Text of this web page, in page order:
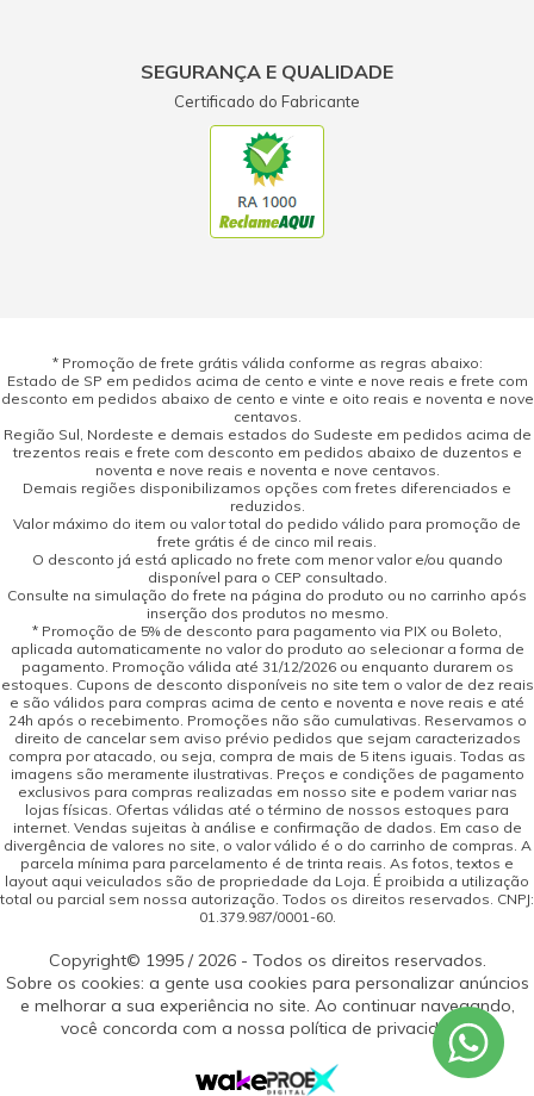
SEGURANÇA E QUALIDADE
Certificado do Fabricante
* Promoção de frete grátis válida conforme as regras abaixo:
Estado de SP em pedidos acima de cento e vinte e nove reais e frete com
desconto em pedidos abaixo de cento e vinte e oito reais e noventa e nove
centavos.
Região Sul, Nordeste e demais estados do Sudeste em pedidos acima de
trezentos reais e frete com desconto em pedidos abaixo de duzentos e
noventa e nove reais e noventa e nove centavos.
Demais regiões disponibilizamos opções com fretes diferenciados e
reduzidos.
Valor máximo do item ou valor total do pedido válido para promoção de
frete grátis é de cinco mil reais.
O desconto já está aplicado no frete com menor valor e/ou quando
disponível para o CEP consultado.
Consulte na simulação do frete na página do produto ou no carrinho após
inserção dos produtos no mesmo.
* Promoção de 5% de desconto para pagamento via PIX ou Boleto,
aplicada automaticamente no valor do produto ao selecionar a forma de
pagamento. Promoção válida até 31/12/2026 ou enquanto durarem os
estoques. Cupons de desconto disponíveis no site tem o valor de dez reais
e são válidos para compras acima de cento e noventa e nove reais e até
24h após o recebimento. Promoções não são cumulativas. Reservamos o
direito de cancelar sem aviso prévio pedidos que sejam caracterizados
compra por atacado, ou seja, compra de mais de 5 itens iguais. Todas as
imagens são meramente ilustrativas. Preços e condições de pagamento
exclusivos para compras realizadas em nosso site e podem variar nas
lojas físicas. Ofertas válidas até o término de nossos estoques para
internet. Vendas sujeitas à análise e confirmação de dados. Em caso de
divergência de valores no site, o valor válido é o do carrinho de compras. A
parcela mínima para parcelamento é de trinta reais. As fotos, textos e
layout aqui veiculados são de propriedade da Loja. É proibida a utilização
total ou parcial sem nossa autorização. Todos os direitos reservados. CNPJ:
01.379.987/0001-60.
Copyright© 1995 / 2026 - Todos os direitos reservados.
Sobre os cookies: a gente usa cookies para personalizar anúncios
e melhorar a sua experiência no site. Ao continuar navegando,
você concorda com a nossa política de privacidade.